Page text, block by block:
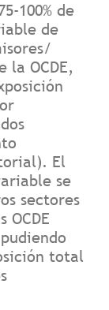
100% de
de
la OCDE,
El
se
sectores
total